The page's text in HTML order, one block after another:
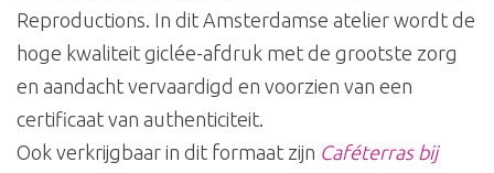
Reproductions. In dit Amsterdamse atelier wordt de
hoge kwaliteit giclée-afdruk met de grootste zorg
en aandacht vervaardigd en voorzien van een
certificaat van authenticiteit.
Ook verkrijgbaar in dit formaat zijn Caféterras bij